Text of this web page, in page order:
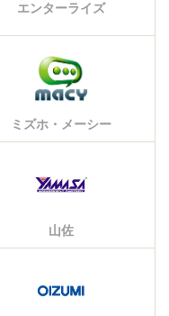
エンターライズ
ミズホ・メーシー
山佐